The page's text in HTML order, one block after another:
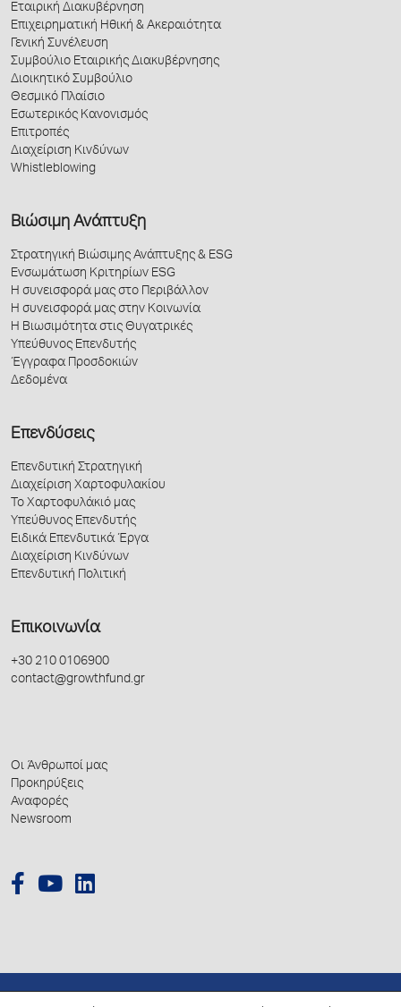
Εταιρική Διακυβέρνηση
Επιχειρηματική Ηθική & Ακεραιότητα
Γενική Συνέλευση
Συμβούλιο Εταιρικής Διακυβέρνησης
Διοικητικό Συμβούλιο
Θεσμικό Πλαίσιο
Εσωτερικός Κανονισμός
Επιτροπές
Διαχείριση Κινδύνων
Whistleblowing
Βιώσιμη Ανάπτυξη
Στρατηγική Βιώσιμης Ανάπτυξης & ESG
Ενσωμάτωση Κριτηρίων ESG
Η συνεισφορά μας στο Περιβάλλον
Η συνεισφορά μας στην Κοινωνία
Η Βιωσιμότητα στις Θυγατρικές
Υπεύθυνος Επενδυτής
Έγγραφα Προσδοκιών
Δεδομένα
Επενδύσεις
Επενδυτική Στρατηγική
Διαχείριση Χαρτοφυλακίου
Το Χαρτοφυλάκιό μας
Υπεύθυνος Επενδυτής
Ειδικά Επενδυτικά Έργα
Διαχείριση Κινδύνων
Επενδυτική Πολιτική
Επικοινωνία
+30 210 0106900
contact@growthfund.gr
Οι Άνθρωποί μας
Προκηρύξεις
Αναφορές
Newsroom